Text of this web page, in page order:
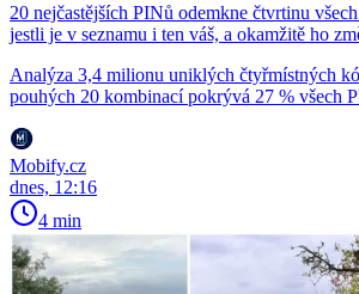
20 nejčastějších PINů odemkne čtvrtinu
jestli je v seznamu i ten váš, a okamžitě ho
Analýza 3,4 milionu uniklých čtyřmístných
pouhých 20 kombinací pokrývá 27 % všech
Mobify.cz
dnes, 12:16
4 min